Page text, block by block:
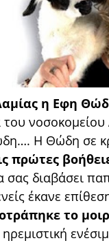
η Εφη
του
Η Θώδη σε
πρώτες
σας διαβάσει
έκανε
το